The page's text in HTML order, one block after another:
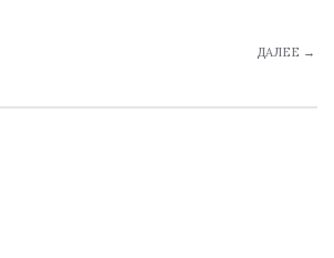
ДАЛЕЕ →